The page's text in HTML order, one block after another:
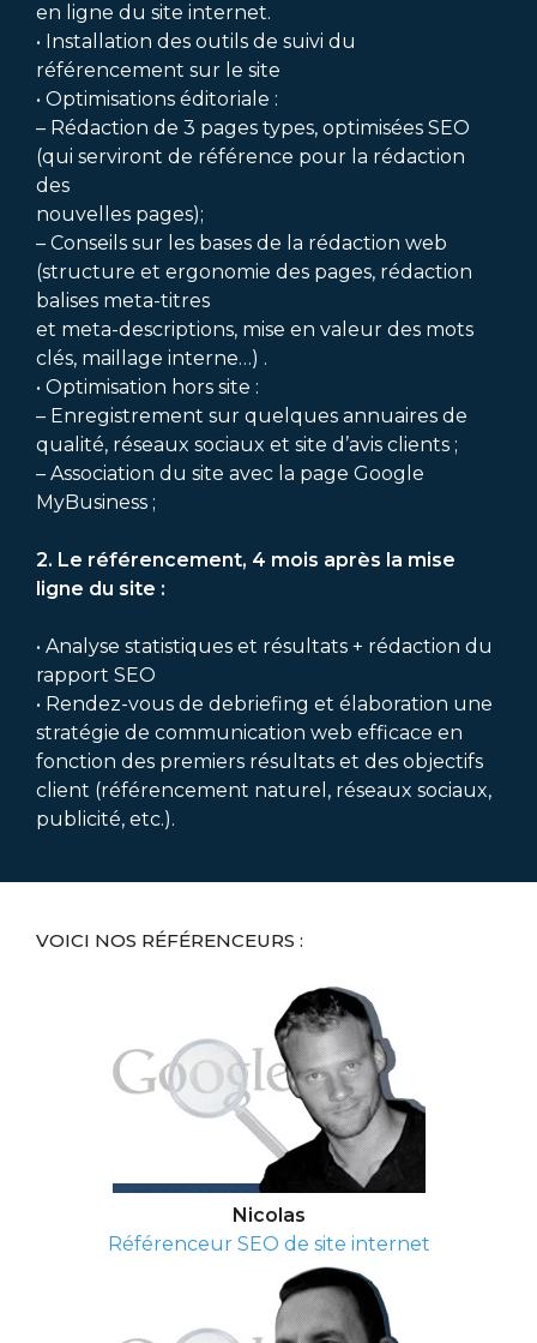
en ligne du site internet.
• Installation des outils de suivi du
référencement sur le site
• Optimisations éditoriale :
– Rédaction de 3 pages types, optimisées SEO
(qui serviront de référence pour la rédaction
des
nouvelles pages);
– Conseils sur les bases de la rédaction web
(structure et ergonomie des pages, rédaction
balises meta-titres
et meta-descriptions, mise en valeur des mots
clés, maillage interne…) .
• Optimisation hors site :
– Enregistrement sur quelques annuaires de
qualité, réseaux sociaux et site d’avis clients ;
– Association du site avec la page Google
MyBusiness ;
2. Le référencement, 4 mois après la mise
ligne du site :
• Analyse statistiques et résultats + rédaction du
rapport SEO
• Rendez-vous de debriefing et élaboration une
stratégie de communication web efficace en
fonction des premiers résultats et des objectifs
client (référencement naturel, réseaux sociaux,
publicité, etc.).
VOICI NOS RÉFÉRENCEURS :
Nicolas
Référenceur SEO de site internet